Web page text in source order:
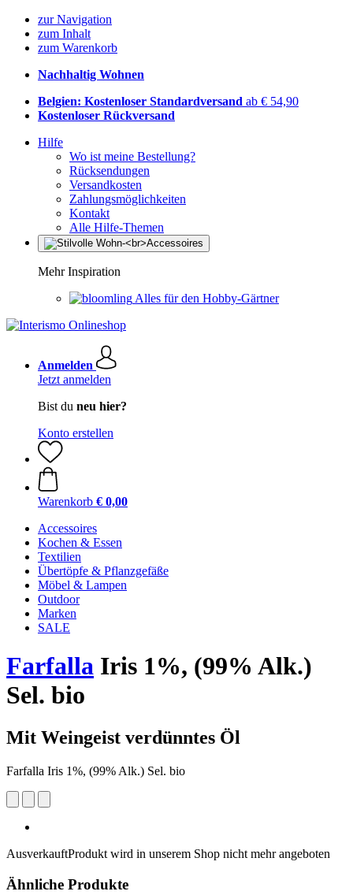
zur Navigation
zum Inhalt
zum Warenkorb
Nachhaltig Wohnen
Belgien: Kostenloser Standardversand ab € 54,90
Kostenloser Rückversand
Hilfe
Wo ist meine Bestellung?
Rücksendungen
Versandkosten
Zahlungsmöglichkeiten
Kontakt
Alle Hilfe-Themen
Mehr Inspiration
Alles für den Hobby-Gärtner
Anmelden
Jetzt anmelden
Bist du neu hier?
Konto erstellen
Warenkorb € 0,00
Accessoires
Kochen & Essen
Textilien
Übertöpfe & Pflanzgefäße
Möbel & Lampen
Outdoor
Marken
SALE
Farfalla Iris 1%, (99% Alk.)
Sel. bio
Mit Weingeist verdünntes Öl
Farfalla Iris 1%, (99% Alk.) Sel. bio
AusverkauftProdukt wird in unserem Shop nicht mehr angeboten
Ähnliche Produkte